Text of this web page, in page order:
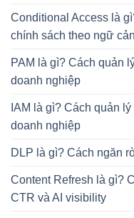
Conditional Access là
chính sách theo ngữ
PAM là gì? Cách quản
doanh nghiệp
IAM là gì? Cách quản
doanh nghiệp
DLP là gì? Cách ngăn
Content Refresh là gì?
CTR và AI visibility